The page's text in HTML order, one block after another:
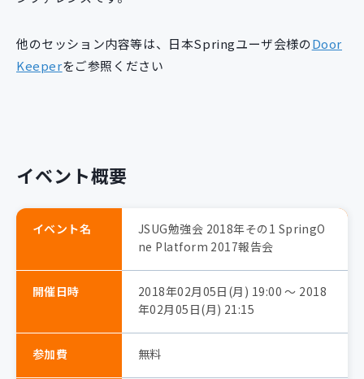
他のセッション内容等は、日本Springユーザ会様のDoor
Keeperをご参照ください
イベント概要
イベント名
JSUG勉強会 2018年その1 SpringO
ne Platform 2017報告会
開催日時
2018年02月05日(月) 19:00 〜 2018
年02月05日(月) 21:15
参加費 無料